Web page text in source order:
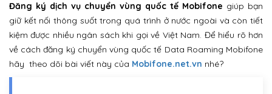
Đăng ký dịch vụ chuyển vùng quốc tế Mobifone giúp bạn
giữ kết nối thông suốt trong quá trình ở nước ngoài và còn tiết
kiệm được nhiều ngân sách khi gọi về Việt Nam. Để hiểu rõ hơn
về cách đăng ký chuyển vùng quốc tế Data Roaming Mobifone
hãy theo dõi bài viết này của Mobifone.net.vn nhé?